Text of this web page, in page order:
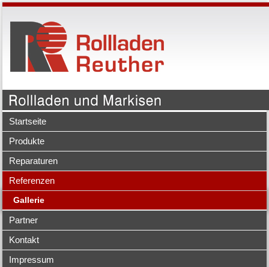
Startseite
Produkte
Reparaturen
Referenzen
Gallerie
Partner
Kontakt
Impressum